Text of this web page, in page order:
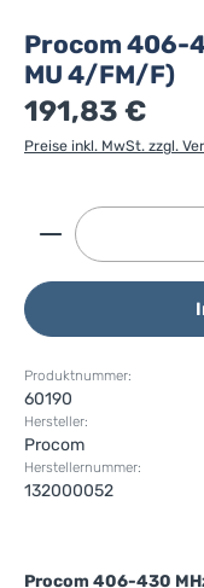
Procom 406-
MU 4/FM/F)
191,83 €
Preise inkl. MwSt. zzgl.
Produkt
Produktnummer:
60190
Hersteller:
Procom
Herstellernummer:
132000052
Procom 406-430